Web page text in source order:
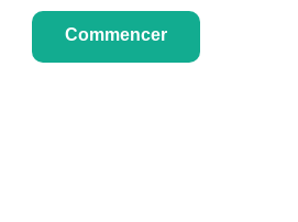
Commencer